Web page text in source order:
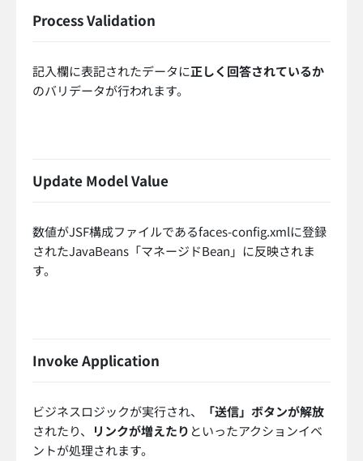
Process Validation
記入欄に表記されたデータに正しく回答されているか
のバリデータが行われます。
Update Model Value
数値がJSF構成ファイルであるfaces-config.xmlに登録
されたJavaBeans「マネージドBean」に反映されま
す。
Invoke Application
ビジネスロジックが実行され、
「送信」ボタンが解放
されたり、
リンクが増えたり といったアクションイベ
ントが処理されます。